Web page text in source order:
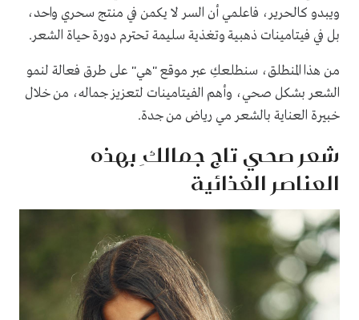
ويبدو كالحرير، فاعلمي أن السر لا يكمن في منتج سحري واحد،
بل في فيتامينات ذهبية وتغذية سليمة تحترم دورة حياة الشعر.
من هذا المنطلق، سنطلعكِ عبر موقع "هي" على طرق فعالة لنمو
الشعر بشكل صحي، وأهم الفيتامينات لتعزيز جماله، من خلال
خبيرة العناية بالشعر مي رياض من جدة.
شعر صحي تاج جمالكِ بهذه
العناصر الغذائية